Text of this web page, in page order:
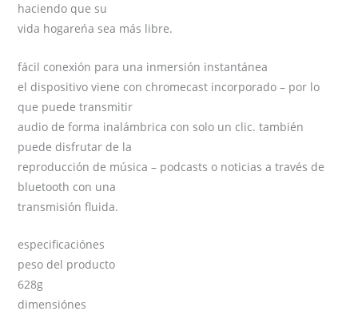
haciendo que su
vida hogareńa sea más libre.
fácil conexión para una inmersión instantánea
el dispositivo viene con chromecast incorporado – por lo
que puede transmitir
audio de forma inalámbrica con solo un clic. también
puede disfrutar de la
reproducción de música – podcasts o noticias a través de
bluetooth con una
transmisión fluida.
especificaciónes
peso del producto
628g
dimensiónes